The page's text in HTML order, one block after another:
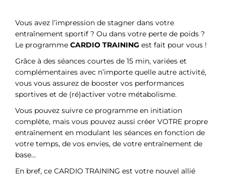
Vous avez l’impression de stagner dans votre
entraînement sportif ? Ou dans votre perte de poids ?
Le programme CARDIO TRAINING est fait pour vous !
Grâce à des séances courtes de 15 min, variées et
complémentaires avec n’importe quelle autre activité,
vous vous assurez de booster vos performances
sportives et de (ré)activer votre métabolisme.
Vous pouvez suivre ce programme en initiation
complète, mais vous pouvez aussi créer VOTRE propre
entraînement en modulant les séances en fonction de
votre temps, de vos envies, de votre entraînement de
base…
En bref, ce CARDIO TRAINING est votre nouvel allié